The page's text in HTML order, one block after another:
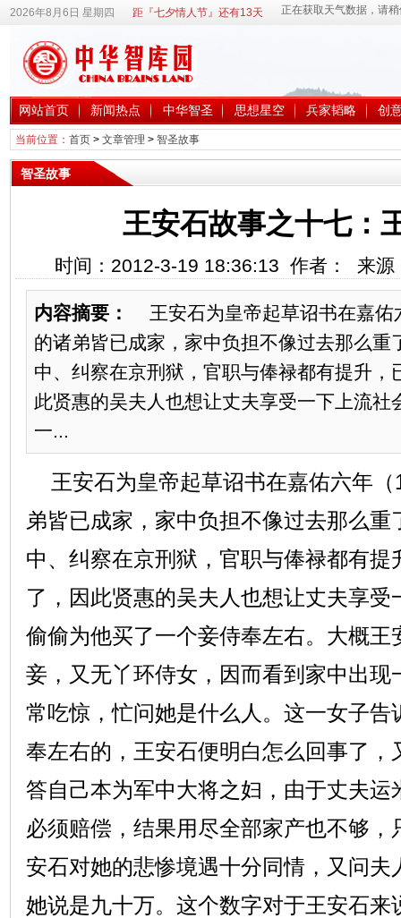
2026年8月6日 星期四 距『七夕情人节』还有13天
网站首页 新闻热点 中华智圣 思想星空 兵家韬略 创
当前位置： 首页> 文章管理 > 智圣故事
智圣故事
王安石故事之十七：
时间：2012-3-19 18:36:13 作者： 来
内容摘要：
王安石为皇帝起草诏书在嘉佑
的诸弟皆已成家，家中负担不像过去那么重
中、纠察在京刑狱，官职与俸禄都有提升，
此贤惠的吴夫人也想让丈夫享受一下上流社
一...
王安石为皇帝起草诏书在嘉佑六年（
弟皆已成家，家中负担不像过去那么
中、纠察在京刑狱，官职与俸禄都有提
了，因此贤惠的吴夫人也想让丈夫享受
偷偷为他买了一个妾侍奉左右。大概王
妾，又无丫环侍女，因而看到家中出现
常吃惊，忙问她是什么人。这一女子告
奉左右的，王安石便明白怎么回事了，
答自己本为军中大将之妇，由于丈夫运
必须赔偿，结果用尽全部家产也不够，
安石对她的悲惨境遇十分同情，又问夫
她说是九十万。这个数字对于王安石来